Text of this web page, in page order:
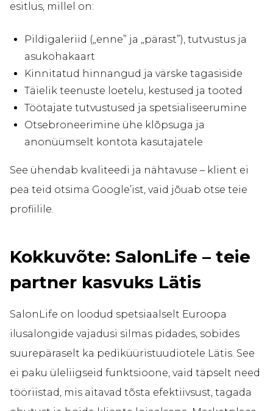
esitlus, millel on:
Pildigaleriid („enne” ja „pärast”), tutvustus ja
asukohakaart
Kinnitatud hinnangud ja värske tagasiside
Täielik teenuste loetelu, kestused ja tooted
Töötajate tutvustused ja spetsialiseerumine
Otsebroneerimine ühe klõpsuga ja
anonüümselt kontota kasutajatele
See ühendab kvaliteedi ja nähtavuse – klient ei
pea teid otsima Google’ist, vaid jõuab otse teie
profiilile.
Kokkuvõte: SalonLife – teie
partner kasvuks Lätis
SalonLife on loodud spetsiaalselt Euroopa
ilusalongide vajadusi silmas pidades, sobides
suurepäraselt ka pediküüristuudiotele Lätis. See
ei paku üleliigseid funktsioone, vaid täpselt need
tööriistad, mis aitavad tõsta efektiivsust, tagada